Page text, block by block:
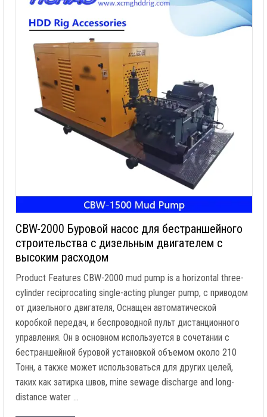
CBW-2000 Буровой насос для бестраншейного
строительства с дизельным двигателем с
высоким расходом
Product Features CBW-2000 mud pump is a horizontal three-
cylinder reciprocating single-acting plunger pump, с приводом
от дизельного двигателя, Оснащен автоматической
коробкой передач, и беспроводной пульт дистанционного
управления. Он в основном используется в сочетании с
бестраншейной буровой установкой объемом около 210
Тонн, а также может использоваться для других целей,
таких как затирка швов, mine sewage discharge and long-
distance water …